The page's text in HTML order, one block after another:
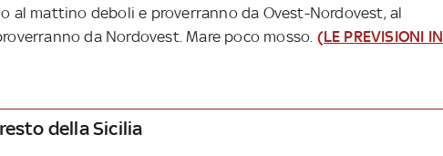
al mattino deboli e proverranno da Ovest-Nordovest, al
da Nordovest. Mare poco mosso. (LE PREVISIONI IN
della Sicilia